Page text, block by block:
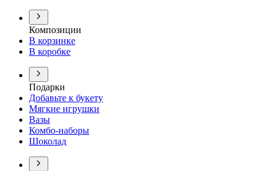
Композиции
В корзинке
В коробке
Подарки
Добавьте к букету
Мягкие игрушки
Вазы
Комбо-наборы
Шоколад